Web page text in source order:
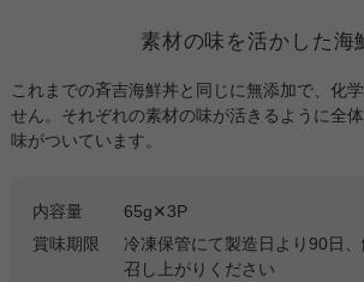
素材の味を活かした海
これまでの斉吉海鮮丼と同じに無添加で、化
せん。それぞれの素材の味が活きるように全
味がついています。
内容量
65g✕3P
賞味期限
冷凍保管にて製造日より90日
召し上がりください